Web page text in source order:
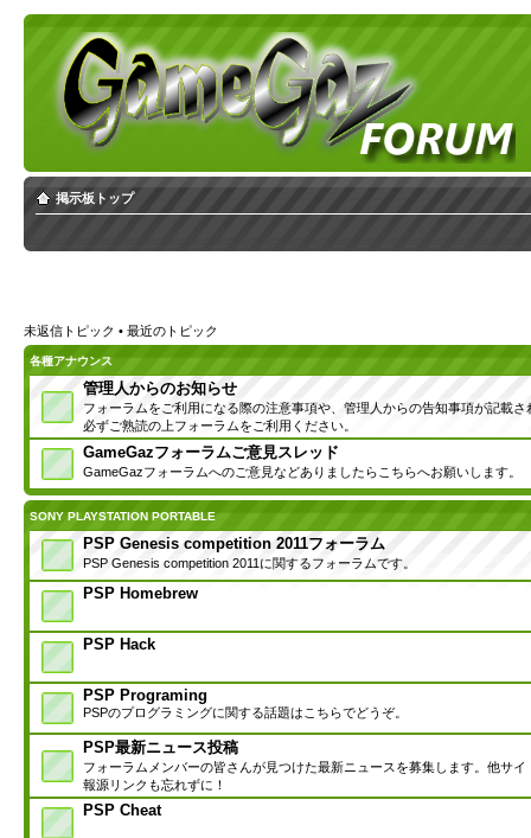
掲示板トップ
未返信トピック • 最近のトピック
各種アナウンス
管理人からのお知らせ
フォーラムをご利用になる際の注意事項や、管理人からの告知事項が記載さ
必ずご熟読の上フォーラムをご利用ください。
GameGazフォーラムご意見スレッド
GameGazフォーラムへのご意見などありましたらこちらへお願いします。
SONY PLAYSTATION PORTABLE
PSP Genesis competition 2011フォーラム
PSP Genesis competition 2011に関するフォーラムです。
PSP Homebrew
PSP Hack
PSP Programing
PSPのプログラミングに関する話題はこちらでどうぞ。
PSP最新ニュース投稿
フォーラムメンバーの皆さんが見つけた最新ニュースを募集します。他サイ
報源リンクも忘れずに！
PSP Cheat